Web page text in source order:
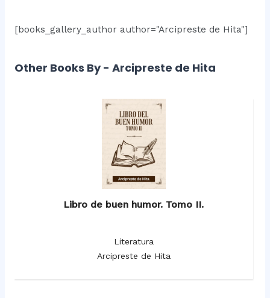
[books_gallery_author author="Arcipreste de Hita"]
Other Books By - Arcipreste de Hita
Libro de buen humor. Tomo II.
Literatura
Arcipreste de Hita